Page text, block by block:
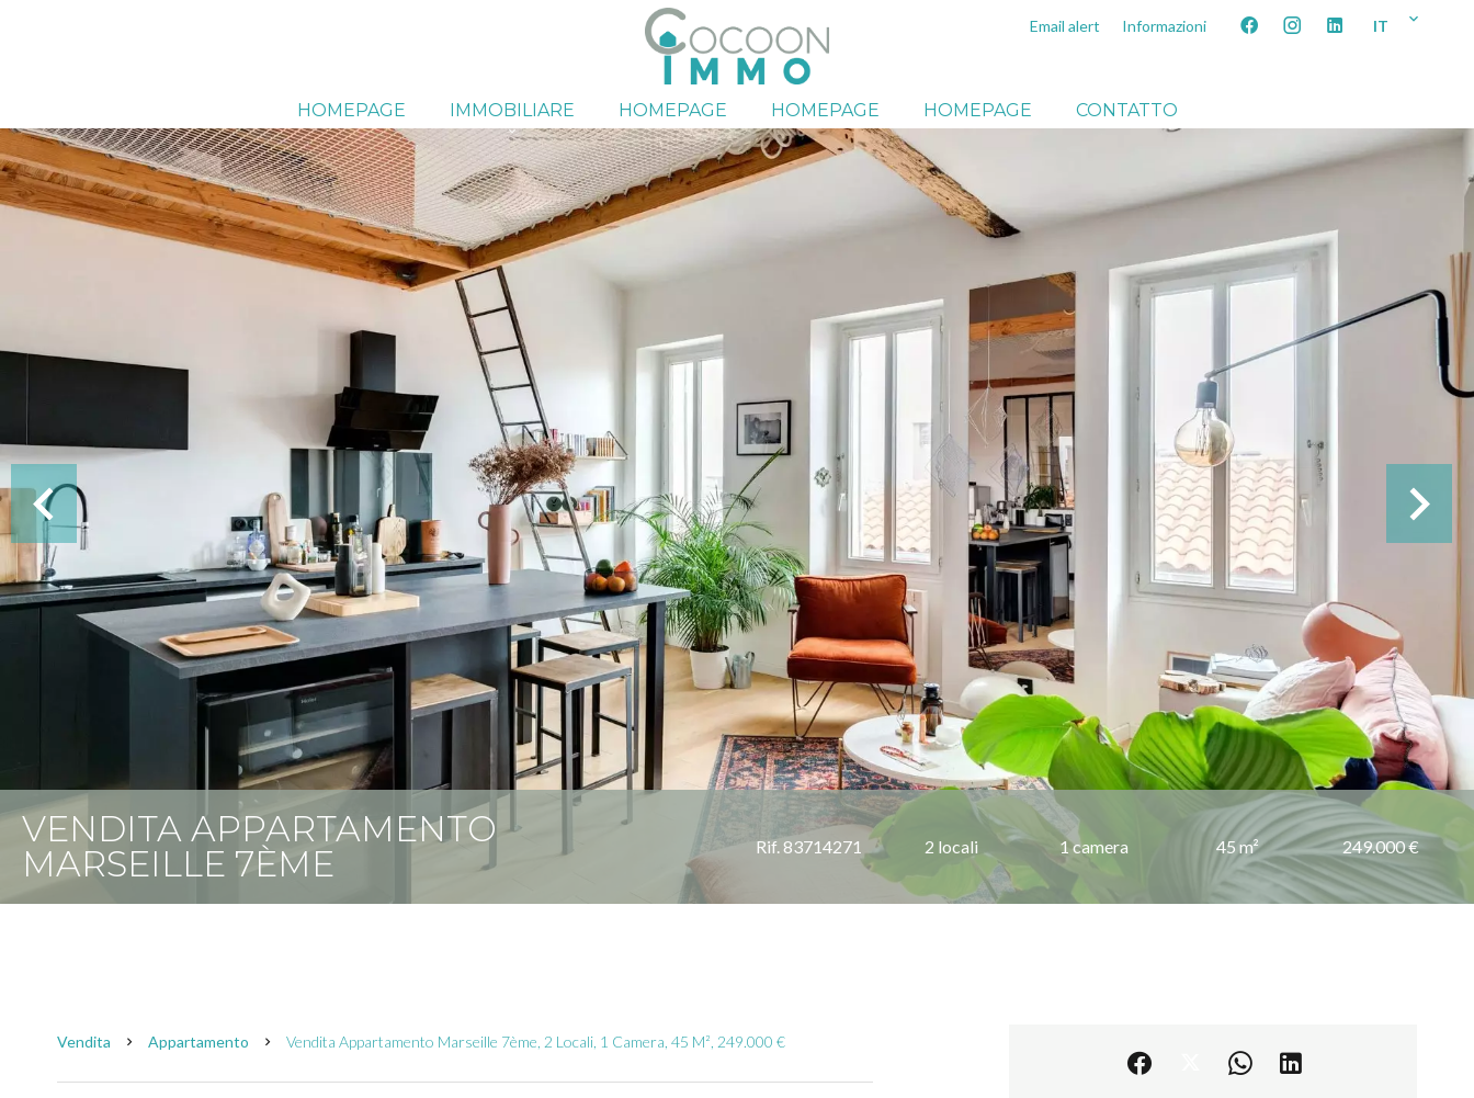
HOMEPAGE IMMOBILIARE HOMEPAGE HOMEPAGE HOMEPAGE CONTATTO
Email alert Informazioni IT
VENDITA APPARTAMENTO
MARSEILLE 7ÈME
Rif. 83714271 2 locali 1 camera 45 m² 249.000 €
Vendita Appartamento Vendita Appartamento Marseille 7ème, 2 Locali, 1 Camera, 45 M², 249.000 €